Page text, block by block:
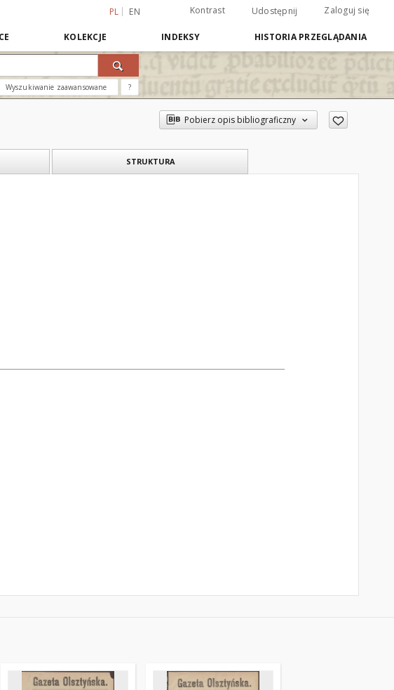
PL EN Kontrast Udostępnij Zaloguj się
KOLEKCJE INDEKSY HISTORIA PRZEGLĄDANIA
Wyszukiwanie zaawansowane ?
Pobierz opis bibliograficzny
STRUKTURA